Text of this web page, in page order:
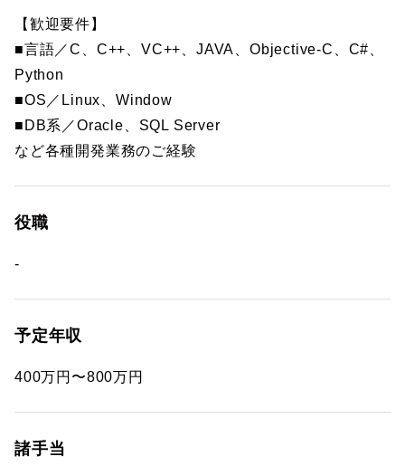
【歓迎要件】
■言語／C、C++、VC++、JAVA、Objective-C、C#、
Python
■OS／Linux、Window
■DB系／Oracle、SQL Server
など各種開発業務のご経験
役職
-
予定年収
400万円〜800万円
諸手当